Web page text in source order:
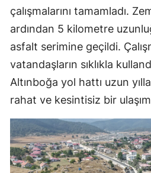
çalışmalarını tamamladı.
ardından 5 kilometre
asfalt serimine geçildi.
vatandaşların sıklıkla
Altınboğa yol hattı uzun
rahat ve kesintisiz bir